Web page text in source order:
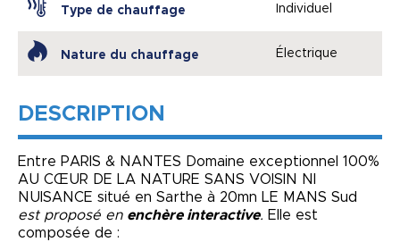
Type de chauffage Individuel
Nature du chauffage Électrique
DESCRIPTION
Entre PARIS & NANTES Domaine exceptionnel 100%
AU CŒUR DE LA NATURE SANS VOISIN NI
NUISANCE situé en Sarthe à 20mn LE MANS Sud
est proposé en enchère interactive. Elle est
composée de :